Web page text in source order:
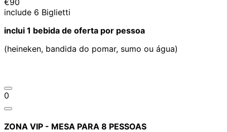
include 6 Biglietti
inclui 1 bebida de oferta por pessoa
(heineken, bandida do pomar, sumo ou água)
0
ZONA VIP - MESA PARA 8 PESSOAS